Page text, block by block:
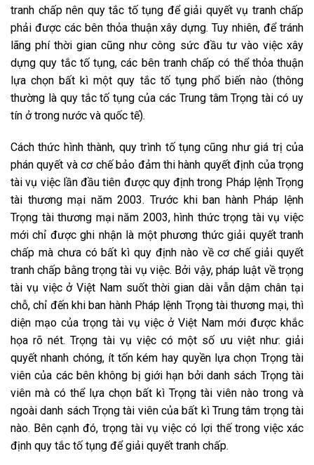
tranh chấp nên quy tắc tố tụng để giải quyết vụ tranh chấp
phải được các bên thỏa thuận xây dựng. Tuy nhiên, để tránh
lãng phí thời gian cũng như công sức đầu tư vào việc xây
dựng quy tắc tố tụng, các bên tranh chấp có thể thỏa thuận
lựa chọn bất kì một quy tắc tố tụng phổ biến nào (thông
thường là quy tắc tố tụng của các Trung tâm Trọng tài có uy
tín ở trong nước và quốc tế).
Cách thức hình thành, quy trình tố tụng cũng như giá trị của
phán quyết và cơ chế bảo đảm thi hành quyết định của trọng
tài vụ việc lần đầu tiên được quy định trong Pháp lệnh Trọng
tài thương mại năm 2003. Trước khi ban hành Pháp lệnh
Trọng tài thương mại năm 2003, hình thức trọng tài vụ việc
mới chỉ được ghi nhận là một phương thức giải quyết tranh
chấp mà chưa có bất kì quy định nào về cơ chế giải quyết
tranh chấp bằng trọng tài vụ việc. Bởi vậy, pháp luật về trọng
tài vụ việc ở Việt Nam suốt thời gian dài vẫn dậm chân tại
chỗ, chỉ đến khi ban hành Pháp lệnh Trọng tài thương mại, thì
diện mạo của trọng tài vụ việc ở Việt Nam mới được khắc
họa rõ nét. Trọng tài vụ việc có một số ưu việt như: giải
quyết nhanh chóng, ít tốn kém hay quyền lựa chọn Trọng tài
viên của các bên không bị giới hạn bởi danh sách Trọng tài
viên mà có thể lựa chọn bất kì Trọng tài viên nào trong và
ngoài danh sách Trọng tài viên của bất kì Trung tâm trọng tài
nào. Bên cạnh đó, trọng tài vụ việc có lợi thế trong việc xác
định quy tắc tố tụng để giải quyết tranh chấp.